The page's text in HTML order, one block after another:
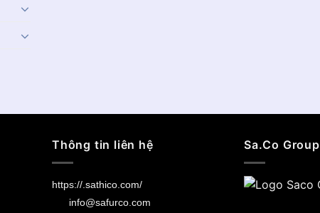
Thông tin liên hệ
https://.sathico.com/
info@safurco.com
Sa.Co Group